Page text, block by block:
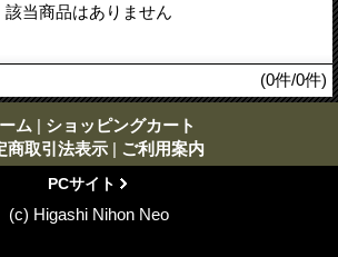
該当商品はありません
(0件/0件)
ム | ショッピングカート
商取引法表示 | ご利用案内
PCサイト
(c) Higashi Nihon Neo